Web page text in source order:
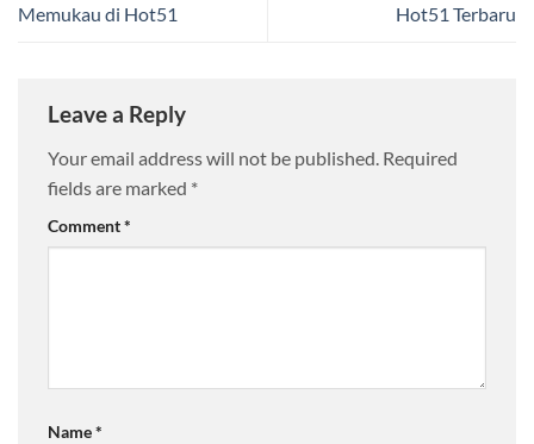
Memukau di Hot51
Hot51 Terbaru
Leave a Reply
Your email address will not be published. Required
fields are marked *
Comment*
Name*